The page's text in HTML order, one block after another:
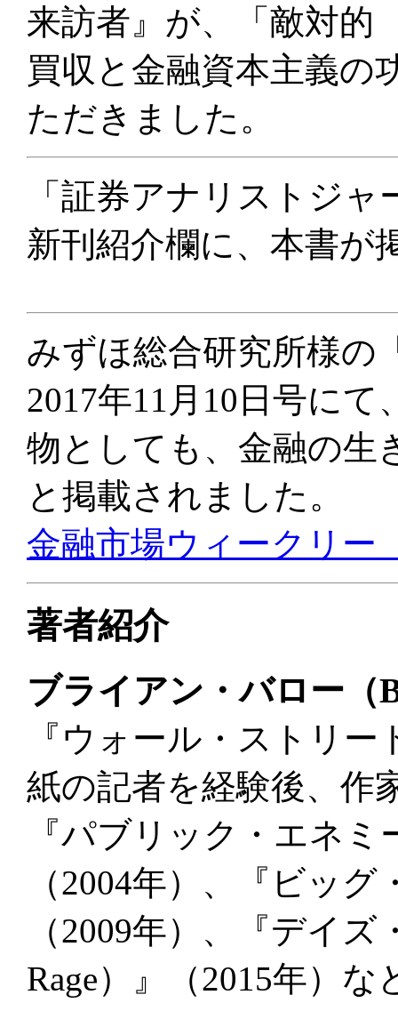
来訪者』が、「敵対的
買収と金融資本主義の
ただきました。
「証券アナリストジ
新刊紹介欄に、本書が
みずほ総合研究所様の
2017年11月10日号に
物としても、金融の生
と掲載されました。
金融市場ウィークリー
著者紹介
ブライアン・バロー（
『ウォール・ストリ
紙の記者を経験後、作
『パブリック・エネミ
（2004年）、『ビッ
（2009年）、『デイ
Rage）』（2015年）